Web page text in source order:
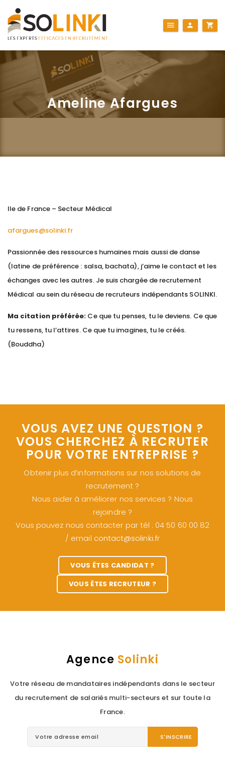
Ameline Afargues
Ile de France – Secteur Médical
afargues@solinki.fr
Passionnée des ressources humaines mais aussi de danse
(latine de préférence : salsa, bachata), j’aime le contact et les
échanges avec les autres. Je suis chargée de recrutement
Médical au sein du réseau de recruteurs indépendants SOLINKI.
Ma citation préférée: Ce que tu penses, tu le deviens. Ce que
tu ressens, tu l’attires. Ce que tu imagines, tu le créés.
(Bouddha)
VOUS AVEZ UNE QUESTION ?
VOUS CHERCHEZ À RECRUTER
POUR VOTRE ENTREPRISE ?
Obtenir plus d’informations sur nos solutions de
recrutement ?
Nous aider à améliorer nos services ? Nous
rejoindre ?
Vous pouvez nous contacter par tél : 04 50 60 00 82
/ email contact@solinki.fr
VOUS ÊTES CANDIDAT ?
VOUS ÊTES RECRUTEUR ?
Agence Solinki
Votre réseau de mandataires indépendants dans le secteur
du recrutement de salariés multi-secteurs et sur toute la
France.